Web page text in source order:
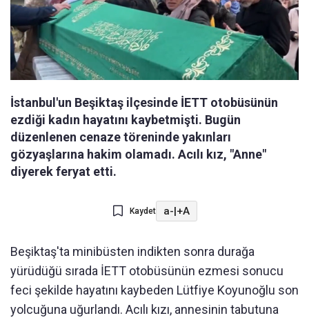
İstanbul'un Beşiktaş ilçesinde İETT otobüsünün
ezdiği kadın hayatını kaybetmişti. Bugün
düzenlenen cenaze töreninde yakınları
gözyaşlarına hakim olamadı. Acılı kız, "Anne"
diyerek feryat etti.
Kaydet a-|+A
Beşiktaş'ta minibüsten indikten sonra durağa
yürüdüğü sırada İETT otobüsünün ezmesi sonucu
feci şekilde hayatını kaybeden Lütfiye Koyunoğlu son
yolcuğuna uğurlandı. Acılı kızı, annesinin tabutuna